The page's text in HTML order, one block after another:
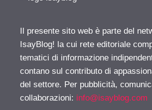
Il presente sito web è parte del
IsayBlog! la cui rete editoriale
tematici di informazione
contano sul contributo di
del settore. Per pubblicità,
collaborazioni: info@isayblog.com